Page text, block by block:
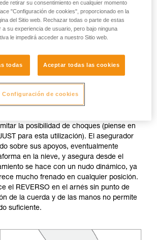
ningún anclaje natural (saliente,
cuerpo muerto con su piolet. Una vez
se conecte fácilmente.
la posibilidad de choques (piense en
para esta utilización). El asegurador
sobre sus apoyos, eventualmente
en la nieve, y asegura desde el
se hace con un nudo dinámico, ya
mucho frenado en cualquier posición.
el REVERSO en el arnés sin punto de
de la cuerda y de las manos no permite
suficiente.
retirar su consentimiento en cualquier momento
"Configuración de cookies", proporcionado en la
del Sitio web. Rechazar todas o parte de estas
su experiencia de usuario, pero bajo ninguna
le impedirá acceder a nuestro Sitio web.
todas Aceptar todas las cookies
Configuración de cookies